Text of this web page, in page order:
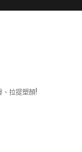
、拉提塑顏!